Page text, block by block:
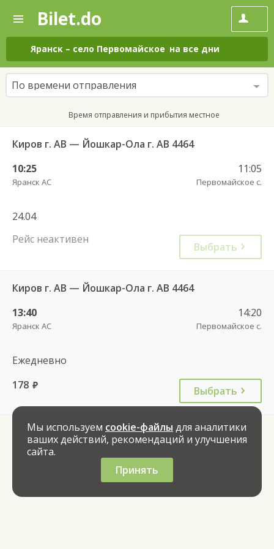
—
Поиск
и
покупка
билетов
на
автобус
онлайн
Bilet.do
Яранск – село Первомайское на все дни
По времени отправления
Время отправления и прибытия местное
Киров г. АВ — Йошкар-Ола г. АВ 4464
10:25
Яранск АС
11:05
Первомайское с.
24.04
Рейс неактивен
Выбрать
Киров г. АВ — Йошкар-Ола г. АВ 4464
13:40
Яранск АС
14:20
Первомайское с.
Ежедневно
178 руб. Выбрать
Мы используем cookie-файлы для аналитики
ваших действий, рекомендаций и улучшения
сайта.
Принять